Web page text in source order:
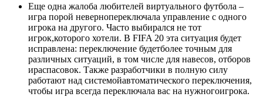
Еще одна жалоба любителей виртуального футбола –
игра порой невернопереключала управление с одного
игрока на другого. Часто выбирался не тот
игрок,которого хотели. В FIFA 20 эта ситуация будет
исправлена: переключение будетболее точным для
различных ситуаций, в том числе для навесов, отборов
ираспасовок. Также разработчики в полную силу
работают над системойавтоматического переключения,
чтобы игра всегда переключала вас на нужногоигрока.